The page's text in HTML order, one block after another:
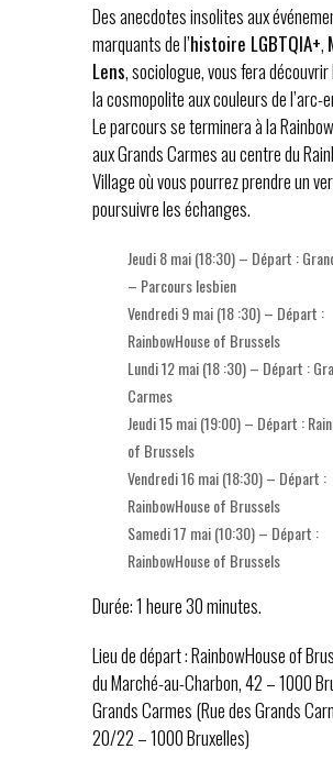
Des anecdotes insolites aux
marquants de l’histoire LGBTQIA+,
Lens, sociologue, vous fera
la cosmopolite aux couleurs de l’arc-
Le parcours se terminera à la
aux Grands Carmes au centre du
Village où vous pourrez prendre un
poursuivre les échanges.
Jeudi 8 mai (18:30) – Départ :
– Parcours lesbien
Vendredi 9 mai (18 :30) – Départ :
RainbowHouse of Brussels
Lundi 12 mai (18 :30) – Départ :
Carmes
Jeudi 15 mai (19:00) – Départ :
of Brussels
Vendredi 16 mai (18:30) – Départ :
RainbowHouse of Brussels
Samedi 17 mai (10:30) – Départ :
RainbowHouse of Brussels
Durée: 1 heure 30 minutes.
Lieu de départ : RainbowHouse of
du Marché-au-Charbon, 42 – 1000
Grands Carmes (Rue des Grands
20/22 – 1000 Bruxelles)